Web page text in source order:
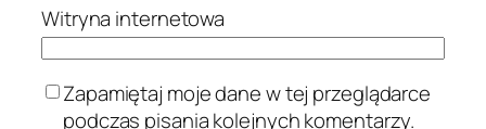
Witryna internetowa
Zapamiętaj moje dane w tej przeglądarce
podczas pisania kolejnych komentarzy.